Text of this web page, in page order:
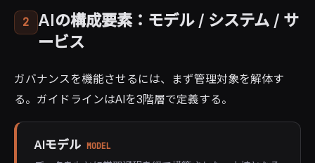
2 AIの構成要素：モデル / システム / サ
ービス
ガバナンスを機能させるには、まず管理対象を解体す
る。ガイドラインはAIを3階層で定義する。
AIモデル MODEL